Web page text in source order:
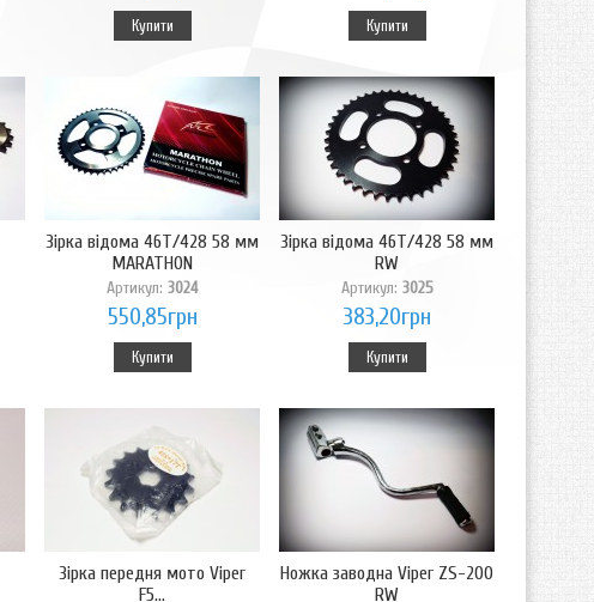
Купити Купити
Зірка відома 46T/428 58 мм
MARATHON
Артикул: 3024
550,85грн
Купити
Зірка відома 46T/428 58 мм
RW
Артикул: 3025
383,20грн
Купити
Зірка передня мото Viper
F5...
Ножка заводна Viper ZS-200
RW